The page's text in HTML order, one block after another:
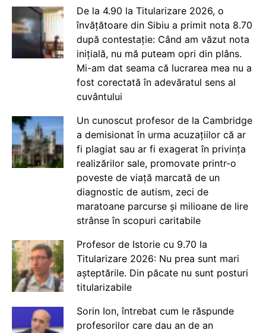
De la 4.90 la Titularizare 2026, o
învățătoare din Sibiu a primit nota 8.70
după contestație: Când am văzut nota
inițială, nu mă puteam opri din plâns.
Mi-am dat seama că lucrarea mea nu a
fost corectată în adevăratul sens al
cuvântului
Un cunoscut profesor de la Cambridge
a demisionat în urma acuzațiilor că ar
fi plagiat sau ar fi exagerat în privința
realizărilor sale, promovate printr-o
poveste de viață marcată de un
diagnostic de autism, zeci de
maratoane parcurse și milioane de lire
strânse în scopuri caritabile
Profesor de Istorie cu 9.70 la
Titularizare 2026: Nu prea sunt mari
așteptările. Din păcate nu sunt posturi
titularizabile
Sorin Ion, întrebat cum le răspunde
profesorilor care dau an de an